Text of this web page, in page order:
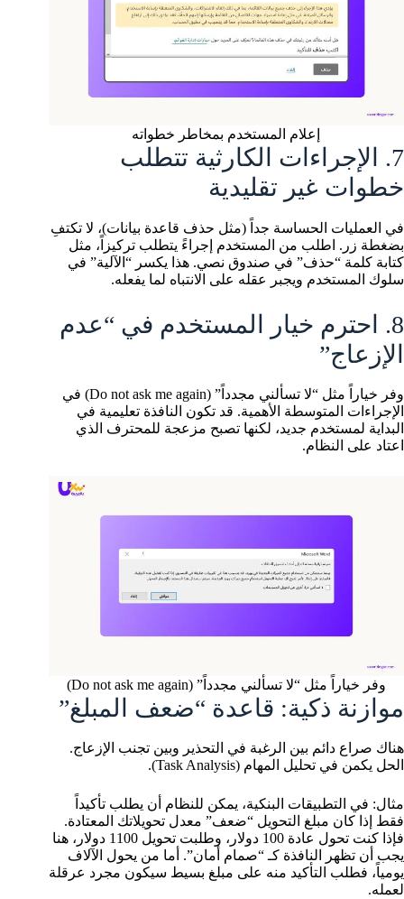
إعلام المستخدم بمخاطر خطواته
7. الإجراءات الكارثية تتطلب
خطوات غير تقليدية
في العمليات الحساسة جداً (مثل حذف قاعدة بيانات)، لا تكتفِ
بضغطة زر. اطلب من المستخدم إجراءً يتطلب تركيزاً، مثل
كتابة كلمة “حذف” في صندوق نصي. هذا يكسر “الآلية” في
سلوك المستخدم ويجبر عقله على الانتباه لما يفعله.
8. احترم خيار المستخدم في “عدم
الإزعاج”
وفر خياراً مثل “لا تسألني مجدداً” (Do not ask me again) في
الإجراءات المتوسطة الأهمية. قد تكون النافذة تعليمية في
البداية لمستخدم جديد، لكنها تصبح مزعجة للمحترف الذي
اعتاد على النظام.
وفر خياراً مثل “لا تسألني مجدداً” (Do not ask me again)
موازنة ذكية: قاعدة “ضعف المبلغ”
هناك صراع دائم بين الرغبة في التحذير وبين تجنب الإزعاج.
الحل يكمن في تحليل المهام (Task Analysis).
مثال: في التطبيقات البنكية، يمكن للنظام أن يطلب تأكيداً
فقط إذا كان مبلغ التحويل “ضعف” معدل تحويلاتك المعتادة.
فإذا كنت تحول عادة 100 دولار، وطلبت تحويل 1100 دولار، هنا
يجب أن تظهر النافذة كـ “صمام أمان”. أما من يحول الآلاف
يومياً، فطلب التأكيد منه على مبلغ بسيط سيكون مجرد عرقلة
لعمله.